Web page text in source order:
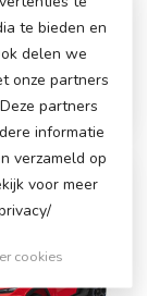
Revuelto is een
sportieve ki...
te bieden en
delen we
onze partners
partners
informatie
verzameld op
voor meer
cookies